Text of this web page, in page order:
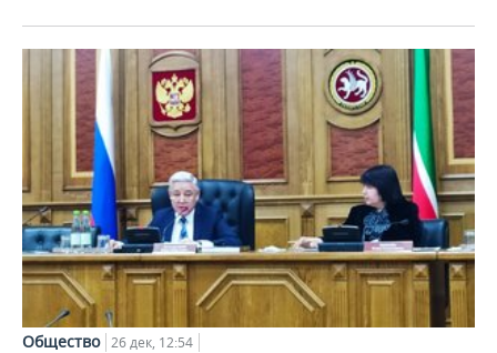
Общество 26 дек, 12:54